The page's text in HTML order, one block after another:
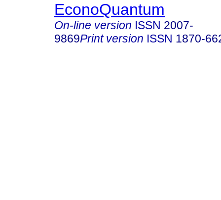
EconoQuantum
On-line version ISSN 2007-
9869Print version ISSN 1870-